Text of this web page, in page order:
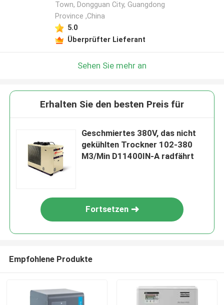
Town, Dongguan City, Guangdong
Province ,China
5.0
Überprüfter Lieferant
Sehen Sie mehr an
Erhalten Sie den besten Preis für
Geschmiertes 380V, das nicht
gekühlten Trockner 102-380
M3/Min D11400IN-A radfährt
Fortsetzen
Empfohlene Produkte